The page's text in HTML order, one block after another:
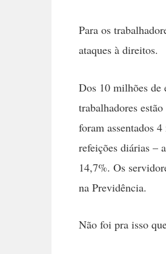
Para os
ataques à direitos.
Dos 10 milhões de
trabalhadores
foram assentados
refeições diárias –
14,7%. Os
na Previdência.
Não foi pra isso